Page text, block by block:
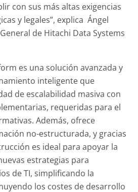
con sus más altas exigencias
y legales”, explica Ángel
de Hitachi Data Systems
es una solución avanzada y
inteligente que
de escalabilidad masiva con
requeridas para el
Además, ofrece
no-estructurada, y gracias
es ideal para apoyar la
estrategias para
de TI, simplificando la
los costes de desarrollo